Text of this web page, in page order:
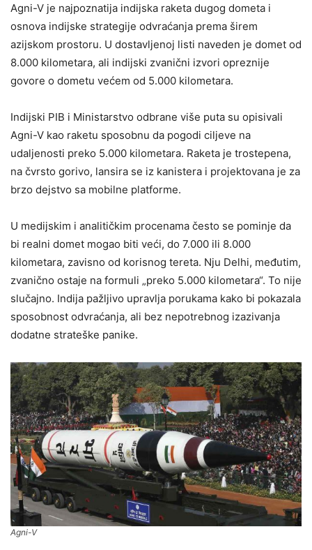
Agni-V je najpoznatija indijska raketa dugog dometa i
osnova indijske strategije odvraćanja prema širem
azijskom prostoru. U dostavljenoj listi naveden je domet od
8.000 kilometara, ali indijski zvanični izvori opreznije
govore o dometu većem od 5.000 kilometara.
Indijski PIB i Ministarstvo odbrane više puta su opisivali
Agni-V kao raketu sposobnu da pogodi ciljeve na
udaljenosti preko 5.000 kilometara. Raketa je trostepena,
na čvrsto gorivo, lansira se iz kanistera i projektovana je za
brzo dejstvo sa mobilne platforme.
U medijskim i analitičkim procenama često se pominje da
bi realni domet mogao biti veći, do 7.000 ili 8.000
kilometara, zavisno od korisnog tereta. Nju Delhi, međutim,
zvanično ostaje na formuli „preko 5.000 kilometara“. To nije
slučajno. Indija pažljivo upravlja porukama kako bi pokazala
sposobnost odvraćanja, ali bez nepotrebnog izazivanja
dodatne strateške panike.
Agni-V